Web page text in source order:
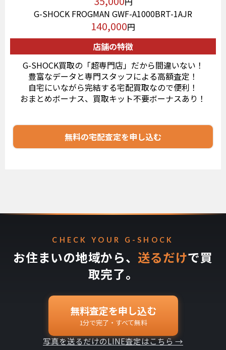
G-SHOCK FROGMAN GWF-A1000BRT-1AJR
140,000円
店舗の特徴
G-SHOCK買取の「超専門店」だから間違いない！
豊富なデータと専門スタッフによる高額査定！
自宅にいながら完結する宅配買取なので便利！
おまとめボーナス、買取キット不要ボーナスあり！
無料の宅配査定を申し込む
CHECK YOUR G-SHOCK
お住まいの地域から、送るだけで買
取完了。
無料査定を申し込む
1分で完了・すべて無料
写真を送るだけのLINE査定はこちら →